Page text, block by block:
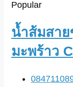
Popular
น้ำส้มสา
มะพร้าว